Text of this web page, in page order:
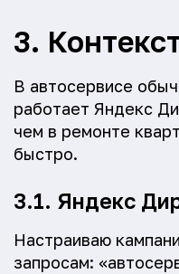
3.
В автосервисе
работает Яндекс
чем в ремонте
быстро.
3.1. Яндекс
Настраиваю
запросам: